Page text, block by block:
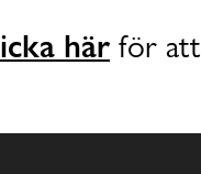
här för